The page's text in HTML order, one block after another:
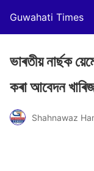
Guwahati Times
ভাৰতীয় নাৰ্ছক
কৰা আবেদন
Shahnawaz